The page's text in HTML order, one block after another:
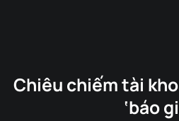
Chiêu chiếm tài
‘báo